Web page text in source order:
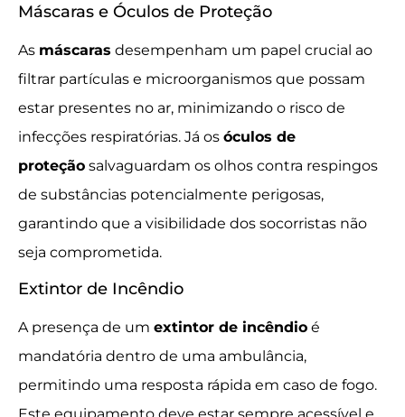
Máscaras e Óculos de Proteção
As máscaras desempenham um papel crucial ao
filtrar partículas e microorganismos que possam
estar presentes no ar, minimizando o risco de
infecções respiratórias. Já os óculos de
proteção salvaguardam os olhos contra respingos
de substâncias potencialmente perigosas,
garantindo que a visibilidade dos socorristas não
seja comprometida.
Extintor de Incêndio
A presença de um extintor de incêndio é
mandatória dentro de uma ambulância,
permitindo uma resposta rápida em caso de fogo.